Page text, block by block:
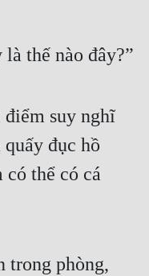
thế nào đây?”
suy nghĩ
đục hồ
thể có cá
trong phòng,